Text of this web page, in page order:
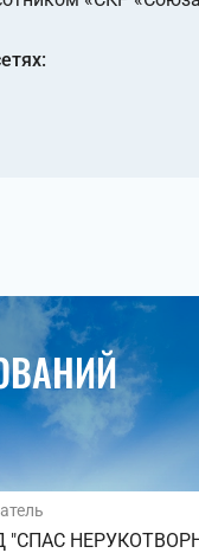
"СПАС